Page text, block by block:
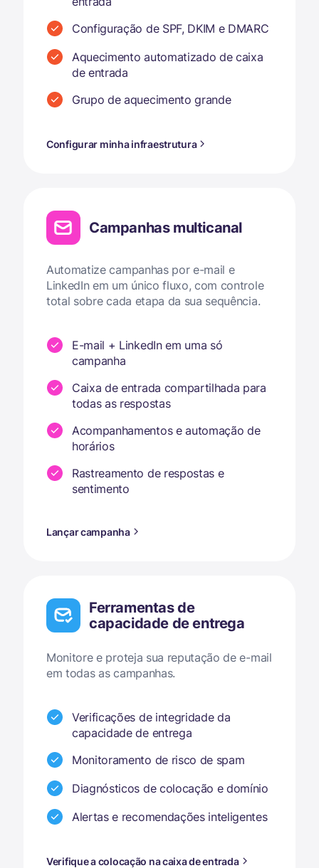
Configuração de SPF, DKIM e DMARC
Aquecimento automatizado de caixa
de entrada
Grupo de aquecimento grande
Configurar minha infraestrutura
Campanhas multicanal
Automatize campanhas por e-mail e
LinkedIn em um único fluxo, com controle
total sobre cada etapa da sua sequência.
E-mail + LinkedIn em uma só
campanha
Caixa de entrada compartilhada para
todas as respostas
Acompanhamentos e automação de
horários
Rastreamento de respostas e
sentimento
Lançar campanha
Ferramentas de
capacidade de entrega
Monitore e proteja sua reputação de e-mail
em todas as campanhas.
Verificações de integridade da
capacidade de entrega
Monitoramento de risco de spam
Diagnósticos de colocação e domínio
Alertas e recomendações inteligentes
Verifique a colocação na caixa de entrada